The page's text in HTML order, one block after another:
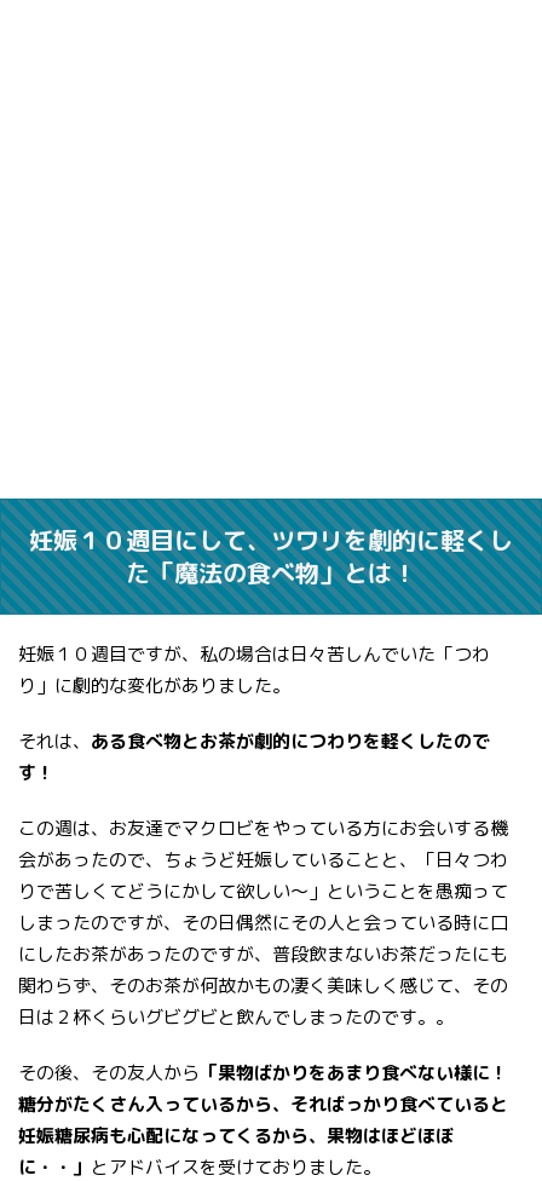
妊娠１０週目にして、ツワリを劇的に軽くし
た「魔法の食べ物」とは！
妊娠１０週目ですが、私の場合は日々苦しんでいた「つわ
り」に劇的な変化がありました。
それは、 ある食べ物とお茶が劇的につわりを軽くしたので
す！
この週は、お友達でマクロビをやっている方にお会いする機
会があったので、ちょうど妊娠していることと、「日々つわ
りで苦しくてどうにかして欲しい〜」ということを愚痴って
しまったのですが、その日偶然にその人と会っている時に口
にしたお茶があったのですが、普段飲まないお茶だったにも
関わらず、そのお茶が何故かもの凄く美味しく感じて、その
日は２杯くらいグビグビと飲んでしまったのです。。
その後、その友人から 「果物ばかりをあまり食べない様に！
糖分がたくさん入っているから、そればっかり食べていると
妊娠糖尿病も心配になってくるから、果物はほどほぼ
に・・」 とアドバイスを受けておりました。